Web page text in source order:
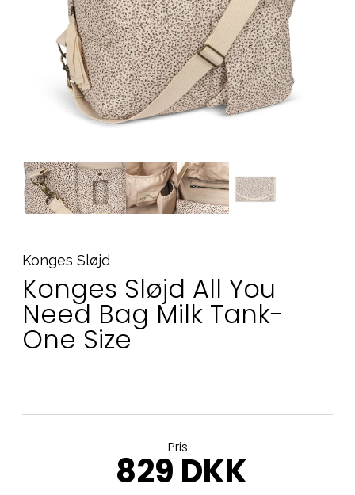
Konges Sløjd
Konges Sløjd All You
Need Bag Milk Tank-
One Size
Pris
829 DKK
Reservedele
Kampagner
Tips til gaver
Vores favoritter
Sol og svømning Outlet
Kontakt os på